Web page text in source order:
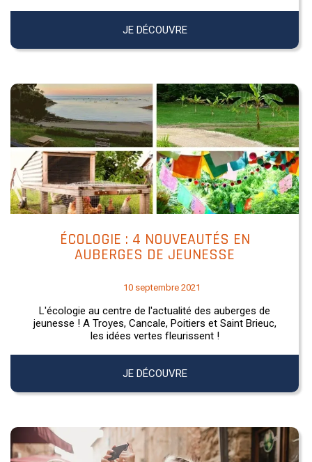
JE DÉCOUVRE
ÉCOLOGIE : 4 NOUVEAUTÉS EN
AUBERGES DE JEUNESSE
10 septembre 2021
L'écologie au centre de l'actualité des auberges de
jeunesse ! A Troyes, Cancale, Poitiers et Saint Brieuc,
les idées vertes fleurissent !
JE DÉCOUVRE